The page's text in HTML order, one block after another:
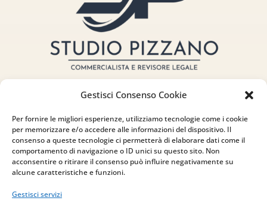
Gestisci Consenso Cookie
Per fornire le migliori esperienze, utilizziamo tecnologie come i cookie
per memorizzare e/o accedere alle informazioni del dispositivo. Il
consenso a queste tecnologie ci permetterà di elaborare dati come il
comportamento di navigazione o ID unici su questo sito. Non
acconsentire o ritirare il consenso può influire negativamente su
alcune caratteristiche e funzioni.
Gestisci servizi
Indirizzo
via Sant’Alessio, 5